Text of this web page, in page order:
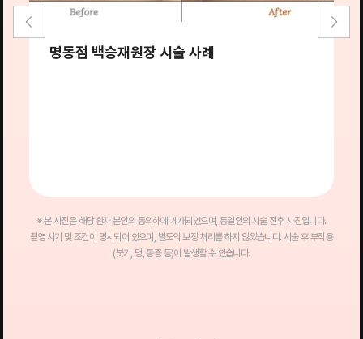
명동점 백승재원장 시술 사례
※ 본 사진은 해당 환자 본인의 동의하에 게재되었으며, 동일인의 시술 전후 사진입니다.
촬영 시기 및 조건이 명시되어 있으며, 별도의 보정 처리를 하지 않았습니다. 시술 후 부작용
(붓기, 멍, 통증 등)이 발생할 수 있습니다.